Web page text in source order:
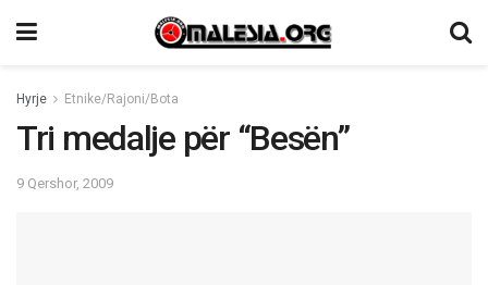
Hyrje Etnike/Rajoni/Bota
Tri medalje për “Besën”
9 Qershor, 2009